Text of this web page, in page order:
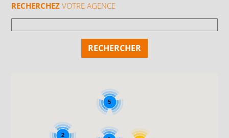
RECHERCHEZ VOTRE AGENCE
5
2